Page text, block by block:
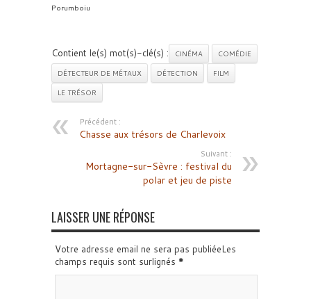
Porumboiu
Contient le(s) mot(s)-clé(s) : CINÉMA
COMÉDIE
DÉTECTEUR DE MÉTAUX
DÉTECTION
FILM
LE TRÉSOR
Précédent :
Chasse aux trésors de Charlevoix
Suivant :
Mortagne-sur-Sèvre : festival du
polar et jeu de piste
LAISSER UNE RÉPONSE
Votre adresse email ne sera pas publiéeLes
champs requis sont surlignés *